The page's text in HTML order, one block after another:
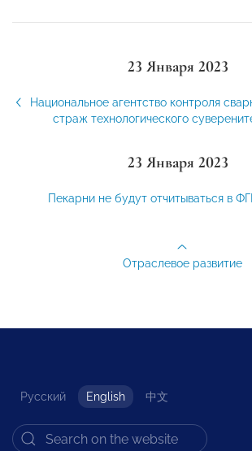
23 Января 2023
Национальное агентство контроля
страж технологического
23 Января 2023
Пекарни не будут отчитываться в
Отраслевое развитие
Русский English 中文